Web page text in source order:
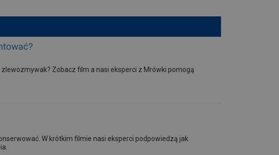
Zobacz film a nasi eksperci z Mrówki pomogą
W krótkim filmie nasi eksperci podpowiedzą jak